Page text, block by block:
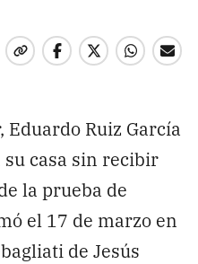
Eduardo Ruiz García
casa sin recibir
la prueba de
el 17 de marzo en
de Jesús